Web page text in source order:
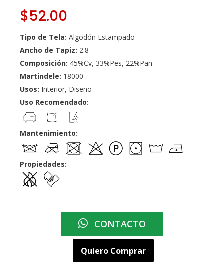
$52.00
Tipo de Tela: Algodón Estampado
Ancho de Tapiz: 2.8
Composición: 45%Cv, 33%Pes, 22%Pan
Martindele: 18000
Usos: Interior, Diseño
Uso Recomendado:
Mantenimiento:
Propiedades:
CONTACTO
Quiero Comprar